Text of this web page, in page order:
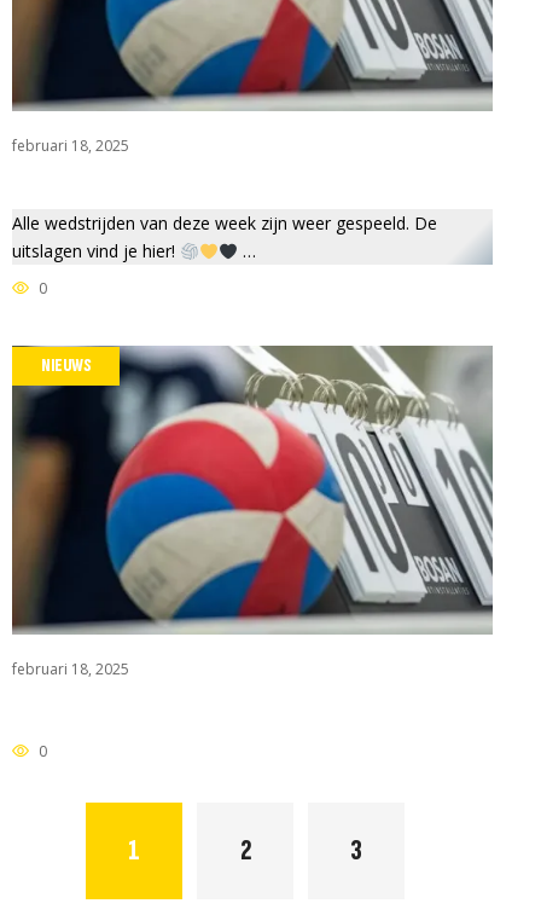
februari 18, 2025
Alle wedstrijden van deze week zijn weer gespeeld. De
uitslagen vind je hier!
…
0
NIEUWS
februari 18, 2025
0
POSTS1 2 3